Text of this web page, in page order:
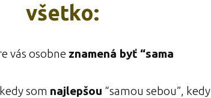
všetko:
vás osobne znamená byť “sama
kedy som najlepšou “samou sebou”, kedy